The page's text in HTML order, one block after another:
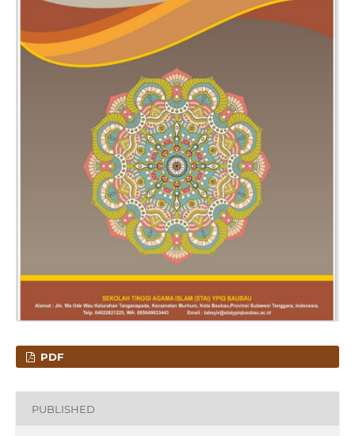
PDF
PUBLISHED